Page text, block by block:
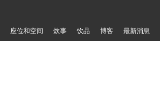
座位和空间 炊事 饮品 博客 最新消息